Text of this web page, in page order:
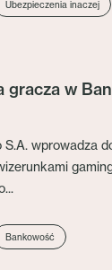
Ubezpieczenia inaczej
gracza w
S.A. wprowadza
Bankowość